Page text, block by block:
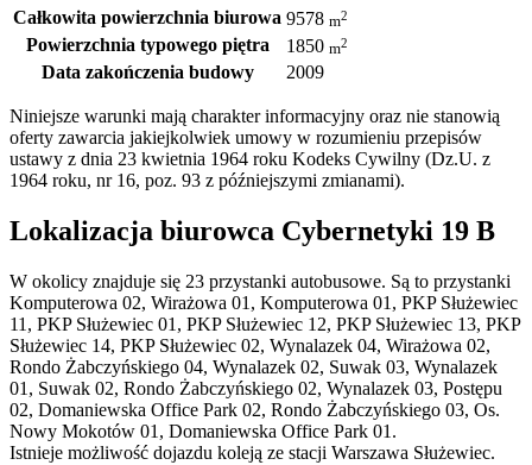
Całkowita powierzchnia biurowa 9578 m2
Powierzchnia typowego piętra 1850 m2
Data zakończenia budowy 2009
Niniejsze warunki mają charakter informacyjny oraz nie stanowią
oferty zawarcia jakiejkolwiek umowy w rozumieniu przepisów
ustawy z dnia 23 kwietnia 1964 roku Kodeks Cywilny (Dz.U. z
1964 roku, nr 16, poz. 93 z późniejszymi zmianami).
Lokalizacja biurowca Cybernetyki 19 B
W okolicy znajduje się 23 przystanki autobusowe. Są to przystanki
Komputerowa 02, Wirażowa 01, Komputerowa 01, PKP Służewiec
11, PKP Służewiec 01, PKP Służewiec 12, PKP Służewiec 13, PKP
Służewiec 14, PKP Służewiec 02, Wynalazek 04, Wirażowa 02,
Rondo Żabczyńskiego 04, Wynalazek 02, Suwak 03, Wynalazek
01, Suwak 02, Rondo Żabczyńskiego 02, Wynalazek 03, Postępu
02, Domaniewska Office Park 02, Rondo Żabczyńskiego 03, Os.
Nowy Mokotów 01, Domaniewska Office Park 01.
Istnieje możliwość dojazdu koleją ze stacji Warszawa Służewiec.